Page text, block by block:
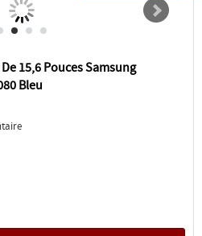
15,6 Pouces Samsung
Bleu